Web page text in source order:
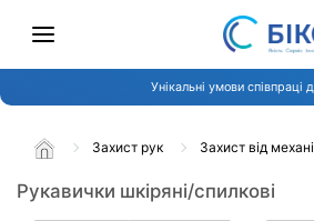
Унікальні умови співпраці
Захист рук Захист від
Рукавички шкіряні/спилкові